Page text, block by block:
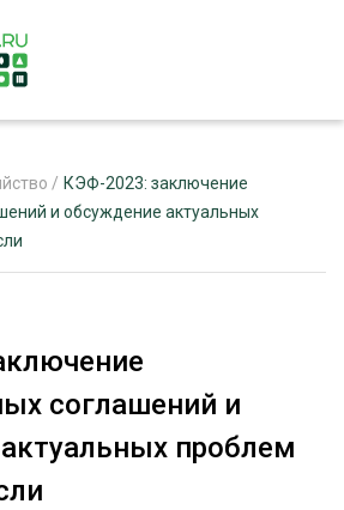
/ КЭФ-2023: заключение
и обсуждение актуальных
соглашений и
проблем